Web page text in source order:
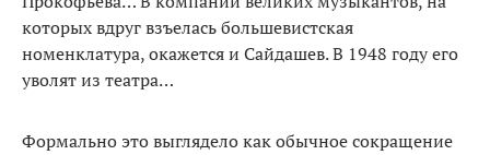
которых вдруг взъелась большевистская
номенклатура, окажется и Сайдашев. В 1948 году его
уволят из театра…
Формально это выглядело как обычное сокращение